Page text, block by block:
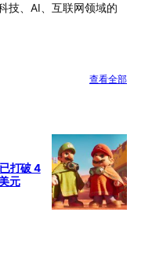
技、AI、互联网领域的
查看全部
打破 4
元